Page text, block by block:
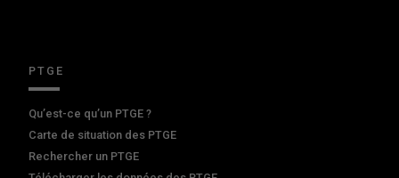
PTGE
Qu’est-ce qu’un PTGE ?
Carte de situation des PTGE
Rechercher un PTGE